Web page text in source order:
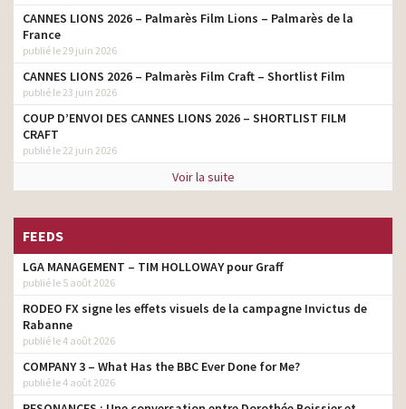
Essence– Edris Elba // Dennis Leupold
CANNES LIONS 2026 – Palmarès Film Lions – Palmarès de la
France
publié le 29 juin 2026
CANNES LIONS 2026 – Palmarès Film Craft – Shortlist Film
publié le 23 juin 2026
COUP D’ENVOI DES CANNES LIONS 2026 – SHORTLIST FILM
CRAFT
publié le 22 juin 2026
Voir la suite
FEEDS
LGA MANAGEMENT – TIM HOLLOWAY pour Graff
publié le 5 août 2026
RODEO FX signe les effets visuels de la campagne Invictus de
Rabanne
publié le 4 août 2026
COMPANY 3 – What Has the BBC Ever Done for Me?
publié le 4 août 2026